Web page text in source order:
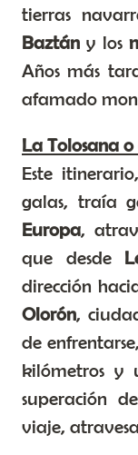
tierras
Baztán y los
Años más
afamado
La Tolosana
Este
galas, traía
Europa,
que desde
dirección
Olorón,
de
kilómetros y
superación
viaje,